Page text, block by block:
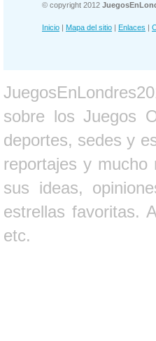
© copyright 2012
Inicio | Mapa del sitio | Enlaces |
sobre los Juegos
deportes, sedes y
reportajes y mucho
sus ideas,
estrellas favoritas.
etc.